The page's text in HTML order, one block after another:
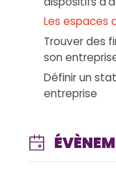
Les espaces
Trouver des
son
Définir un
entreprise